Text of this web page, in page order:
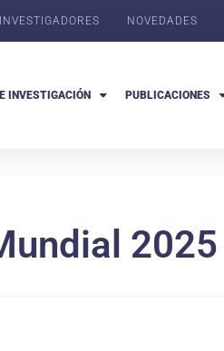
INVESTIGADORES NOVEDADES
INVESTIGACIÓN PUBLICACIONES
2025